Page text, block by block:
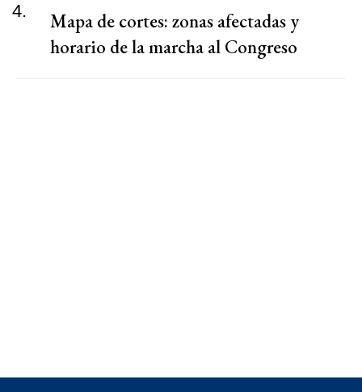
4.
Mapa de cortes: zonas afectadas y
horario de la marcha al Congreso